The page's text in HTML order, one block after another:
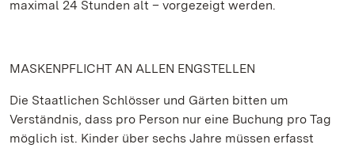
maximal 24 Stunden alt – vorgezeigt werden.
MASKENPFLICHT AN ALLEN ENGSTELLEN
Die Staatlichen Schlösser und Gärten bitten um
Verständnis, dass pro Person nur eine Buchung pro Tag
möglich ist. Kinder über sechs Jahre müssen erfasst